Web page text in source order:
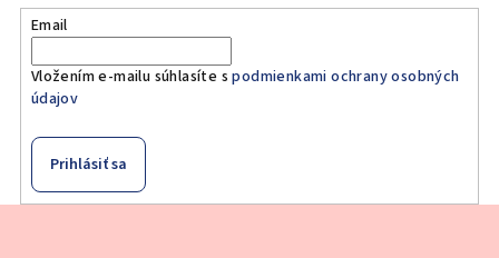
Email
Vložením e-mailu súhlasíte spodmienkami ochrany osobných
údajov
Prihlásiť sa